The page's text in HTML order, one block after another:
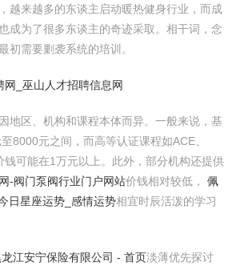
越来越多的东谈主启动暖热健身行业，而成
成为了很多东谈主的奇迹采取。相干词，念
初需要剿袭系统的培训。
_巫山人才招聘信息网
地区、机构和课程本体而异。一般来说，基
8000元之间，而高等认证课程如ACE、
钱可能在1万元以上。此外，部分机构还提供
-阀门泵阀行业门户网站价钱相对较低， 佩
日星座运势_感情运势相宜时辰活泼的学习
江安宁保险有限公司 - 首页淡薄优先探讨